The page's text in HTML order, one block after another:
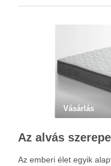
sokasága található,
Vásárlás
Az emberi élet egyik